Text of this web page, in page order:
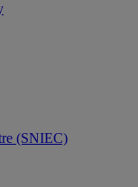
(SNIEC)